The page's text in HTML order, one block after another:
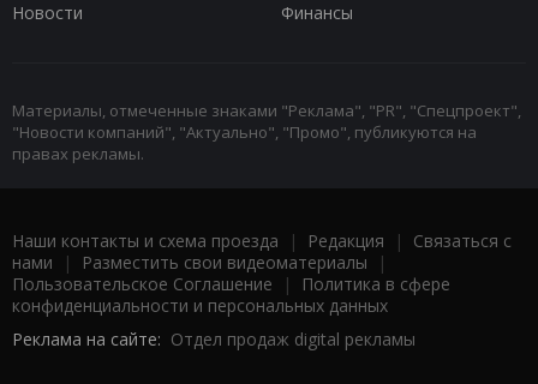
Новости
Финансы
Материалы, отмеченные знаками "Реклама", "PR", "Спецпроект",
"Новости компаний", "Актуально", "Промо", публикуются на
правах рекламы.
Наши контакты и схема проезда | Редакция | Связаться с
нами | Разместить свои видеоматериалы |
Пользовательское Соглашение |
Политика в сфере
конфиденциальности и персональных данных
Реклама на сайте: Отдел продаж digital рекламы